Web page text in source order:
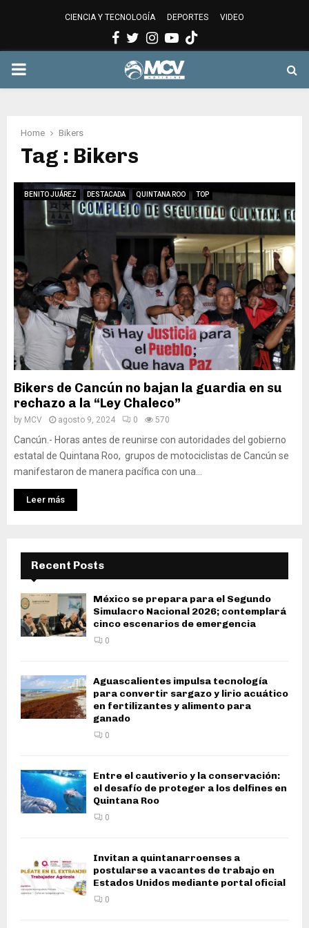
CIENCIA Y TECNOLOGÍA DEPORTES VIDEO
Facebook
Twitter
Instagram
Youtube
PRIMARY
Home Bikers
Tag : Bikers
BENITO JUÁREZ DESTACADA QUINTANA ROO TOP
Bikers de Cancún no bajan la guardia en su
rechazo a la “Ley Chaleco”
by MCV agosto 9, 2024 0 570
Cancún.- Horas antes de reunirse con autoridades del gobierno
estatal de Quintana Roo, grupos de motociclistas de Cancún se
manifestaron de manera pacífica con una...
Leer más
Recent Posts
México se prepara para el Segundo
Simulacro Nacional 2026; contemplará
cinco escenarios de emergencia
0
Aguascalientes impulsa tecnología
para convertir sargazo y lirio acuático
en fertilizantes y alimento para
ganado
0
Entre el cautiverio y la conservación:
el desafío de proteger a los delfines en
Quintana Roo
0
Invitan a quintanarroenses a
postularse a vacantes de trabajo en
Estados Unidos mediante portal oficial
0